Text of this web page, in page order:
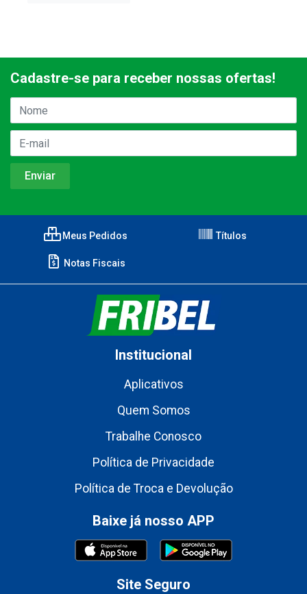
Cadastre-se para receber nossas ofertas!
Meus Pedidos Títulos
Notas Fiscais
Institucional
Aplicativos
Quem Somos
Trabalhe Conosco
Política de Privacidade
Política de Troca e Devolução
Baixe já nosso APP
Site Seguro